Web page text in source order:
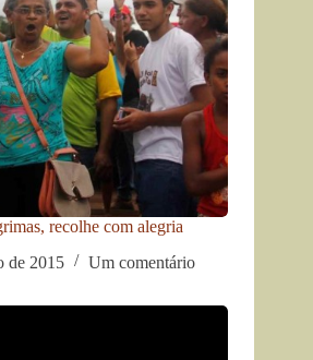
recolhe com alegria
de 2015
Um comentário